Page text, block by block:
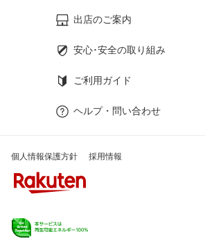
出店のご案内
安心･安全の取り組み
ご利用ガイド
ヘルプ・問い合わせ
個人情報保護方針 採用情報